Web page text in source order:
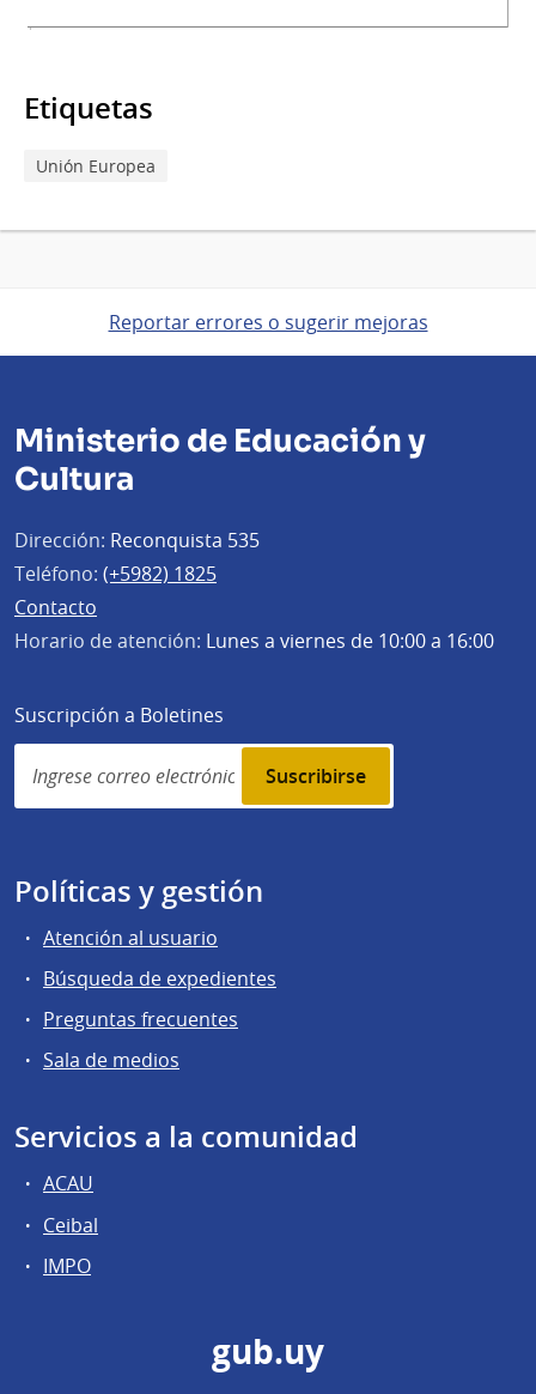
Etiquetas
Unión Europea
Reportar errores o sugerir mejoras
Ministerio de Educación y
Cultura
Dirección: Reconquista 535
Teléfono: (+5982) 1825
Contacto
Horario de atención: Lunes a viernes de 10:00 a 16:00
Suscripción a Boletines
Simplenews
subscription
Políticas y gestión
Atención al usuario
Búsqueda de expedientes
Preguntas frecuentes
Sala de medios
Servicios a la comunidad
ACAU
Ceibal
IMPO
gub.uy